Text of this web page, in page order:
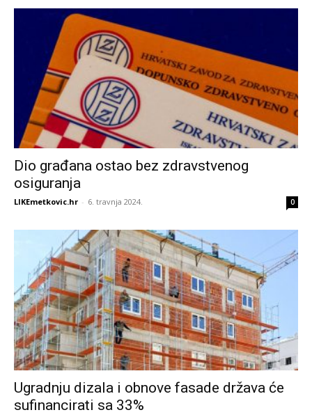
Dio građana ostao bez zdravstvenog
osiguranja
LIKEmetkovic.hr - 6. travnja 2024. 0
Ugradnju dizala i obnove fasade država će
sufinancirati sa 33%